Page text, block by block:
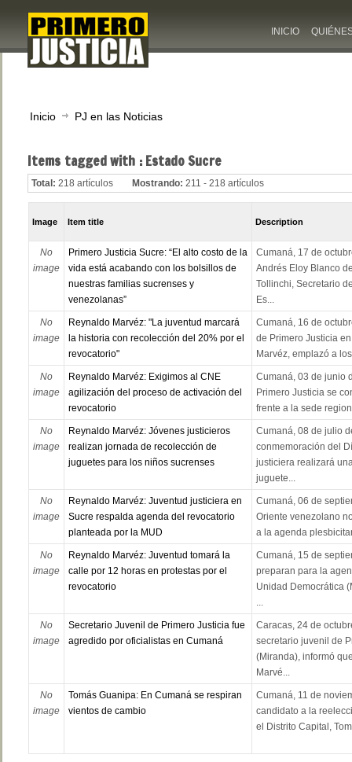
INICIO
Inicio PJ en las Noticias
Items tagged with : Estado Sucre
Total: 218 artículos Mostrando: 211 - 218 artículos
Image Item title Description
No
image
Primero Justicia Sucre: “El alto costo de la
vida está acabando con los bolsillos de
nuestras familias sucrenses y
venezolanas”
Cumaná, 17 de
Andrés Eloy Blanco
Tollinchi, Secretario
Es...
No
image
Reynaldo Marvéz: "La juventud marcará
la historia con recolección del 20% por el
revocatorio"
Cumaná, 16 de
de Primero Justicia
Marvéz, emplazó a
No
image
Reynaldo Marvéz: Exigimos al CNE
agilización del proceso de activación del
revocatorio
Cumaná, 03 de junio
Primero Justicia se
frente a la sede
No
image
Reynaldo Marvéz: Jóvenes justicieros
realizan jornada de recolección de
juguetes para los niños sucrenses
Cumaná, 08 de julio
conmemoración del
justiciera realizará
juguete...
No
image
Reynaldo Marvéz: Juventud justiciera en
Sucre respalda agenda del revocatorio
planteada por la MUD
Cumaná, 06 de
Oriente venezolano
a la agenda
No
image
Reynaldo Marvéz: Juventud tomará la
calle por 12 horas en protestas por el
revocatorio
Cumaná, 15 de
preparan para la
Unidad Democrática
...
No
image
Secretario Juvenil de Primero Justicia fue
agredido por oficialistas en Cumaná
Caracas, 24 de
secretario juvenil de
(Miranda), informó
Marvé...
No
image
Tomás Guanipa: En Cumaná se respiran
vientos de cambio
Cumaná, 11 de
candidato a la
el Distrito Capital,